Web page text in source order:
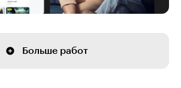
Больше работ